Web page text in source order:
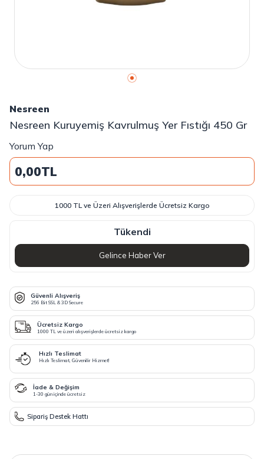
Nesreen
Nesreen Kuruyemiş Kavrulmuş Yer Fıstığı 450 Gr
Yorum Yap
0,00TL
1000 TL ve Üzeri Alışverişlerde Ücretsiz Kargo
Tükendi
Gelince Haber Ver
Güvenli Alışveriş
256 Bit SSL & 3D Secure
Ücretsiz Kargo
1000 TL ve üzeri alışverişlerde ücretsiz kargo
Hızlı Teslimat
Hızlı Teslimat, Güvenilir Hizmet!
İade & Değişim
1-30 gün içinde ücretsiz
Sipariş Destek Hattı